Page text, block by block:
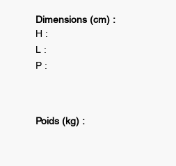
Dimensions (cm) :
H :
L :
P :
Poids (kg) :